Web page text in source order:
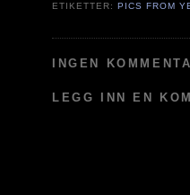
ETIKETTER: PICS FROM
INGEN
LEGG INN EN